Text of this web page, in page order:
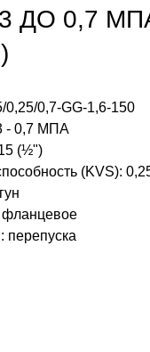
ДО 0,7
0,25/0,7-GG-1,6-150
- 0,7 МПА
(½")
(KVS):
фланцевое
: перепуска